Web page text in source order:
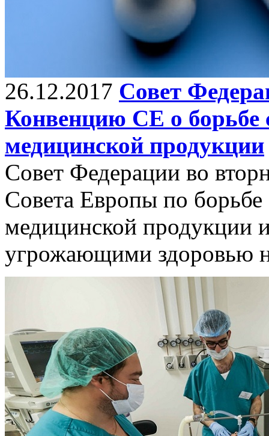
26.12.2017 Совет
Конвенцию СЕ о борьбе
медицинской продукции
Совет Федерации во
Совета Европы по
медицинской продукции
угрожающими здоровью